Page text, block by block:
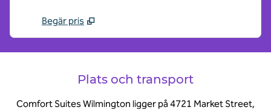
Begär pris
Plats och transport
Comfort Suites Wilmington ligger på 4721 Market Street,